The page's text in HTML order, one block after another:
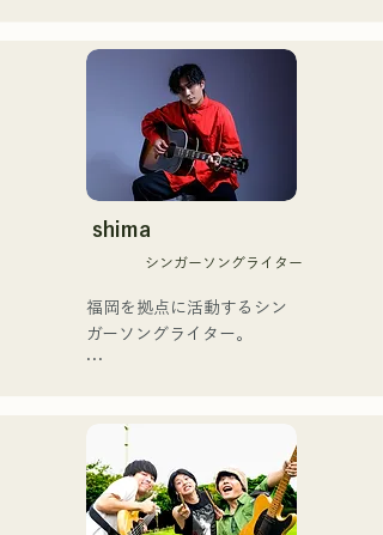
もゴールデンブザーを獲得
した、ノボせもんなべの応
援歌「ゴールデンブザー」
や、アメリカ留学時代の心
友とコライトした本格的カ
ントリーソング「Life Goes
それらの楽曲を揃えた自身
初のフルアルバム「ONE
2025.12.31にリリースし、
iTunesカントリーアルバム
て」、FBS「福岡く
ん。」、「発見らくちゃ
く！」やFUKUOKA
STREET PARTY、
ユニット
コロナ禍に入り、音楽で山
口県を盛り上げたいという
思いからユニットを始動。
当初は動画配信サイトでの
活動のみだったが、2020年
12月より、山口県の地元イ
地元音楽イベントやライブ
ハウスを中心にパフォーマ
ンスをしている。
shima
シンガーソングライター
福岡を拠点に活動するシン
ガーソングライター。
ードの繊細さを併せ持つ楽
曲を届けている。